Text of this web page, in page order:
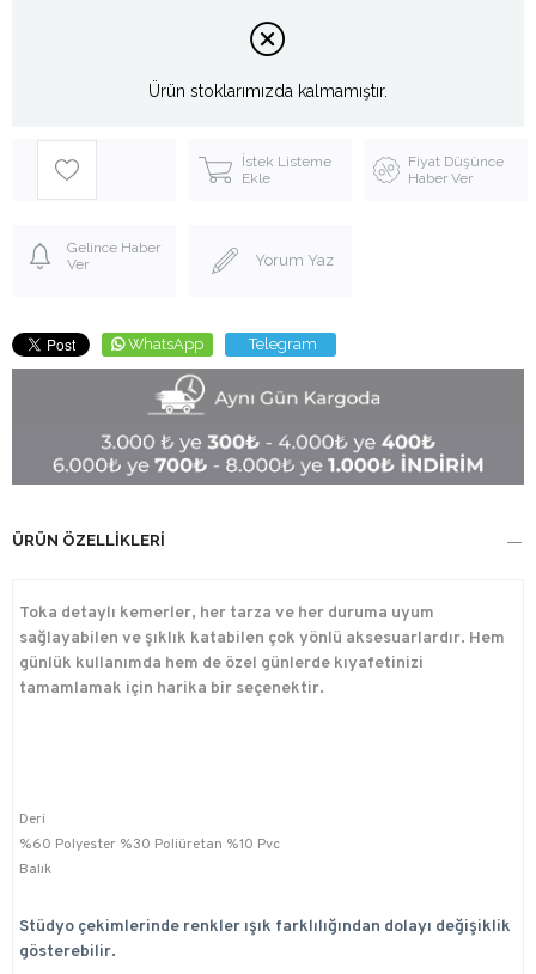
Ürün stoklarımızda kalmamıştır.
İstek Listeme
Ekle
Fiyat Düşünce
Haber Ver
Gelince Haber
Ver
Yorum Yaz
WhatsApp Telegram
ÜRÜN ÖZELLIKLERI
Toka detaylı kemerler, her tarza ve her duruma uyum
sağlayabilen ve şıklık katabilen çok yönlü aksesuarlardır. Hem
günlük kullanımda hem de özel günlerde kıyafetinizi
tamamlamak için harika bir seçenektir.
Deri
%60 Polyester %30 Poliüretan %10 Pvc
Balık
Stüdyo çekimlerinde renkler ışık farklılığından dolayı değişiklik
gösterebilir.